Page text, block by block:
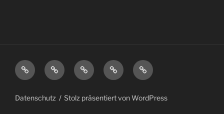
ENTWICKLUNG
|
KONSTRUKTION
ENGINEERING
PRODUKTION
SERVICE
Datenschutz Stolz präsentiert von WordPress